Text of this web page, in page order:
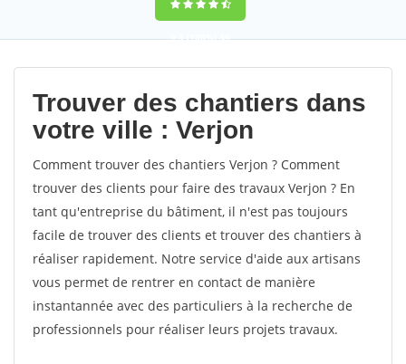
9,5(100%)39
votes
Trouver des chantiers dans
votre ville : Verjon
Comment trouver des chantiers Verjon ? Comment
trouver des clients pour faire des travaux Verjon ? En
tant qu'entreprise du bâtiment, il n'est pas toujours
facile de trouver des clients et trouver des chantiers à
réaliser rapidement. Notre service d'aide aux artisans
vous permet de rentrer en contact de manière
instantannée avec des particuliers à la recherche de
professionnels pour réaliser leurs projets travaux.